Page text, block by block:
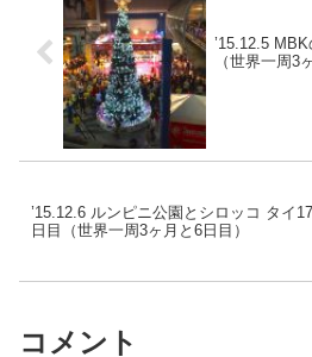
’15.12.5
（世界一周3
’15.12.6 ルンピニ公園とシロッコ タイ17
日目（世界一周3ヶ月と6日目）
コメント